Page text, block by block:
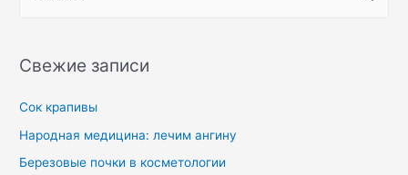
Свежие записи
Сок крапивы
Народная медицина: лечим ангину
Березовые почки в косметологии